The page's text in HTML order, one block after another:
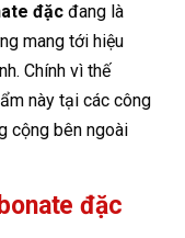
đặc đang là
mang tới hiệu
Chính vì thế
này tại các công
cộng bên ngoài
đặc